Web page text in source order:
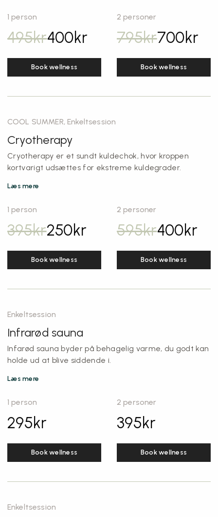
1 person
495kr400kr
Book wellness
2 personer
795kr700kr
Book wellness
COOL SUMMER, Enkeltsession
Cryotherapy
Cryotherapy er et sundt kuldechok, hvor kroppen
kortvarigt udsættes for ekstreme kuldegrader.
Læs mere
1 person
395kr250kr
Book wellness
2 personer
595kr400kr
Book wellness
Enkeltsession
Infrarød sauna
Infarød sauna byder på behagelig varme, du godt kan
holde ud at blive siddende i.
Læs mere
1 person
295kr
Book wellness
2 personer
395kr
Book wellness
Enkeltsession